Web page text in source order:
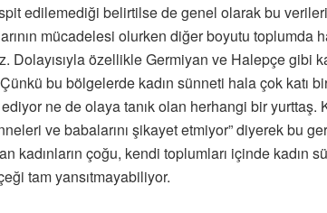
edilemediği belirtilse de genel olarak bu
mücadelesi olurken diğer boyutu toplumda
özellikle Germiyan ve Halepçe gibi
bu bölgelerde kadın sünneti hala çok katı
ne de olaya tanık olan herhangi bir
ve babalarını şikayet etmiyor” diyerek bu
kadınların çoğu, kendi toplumları içinde kadın
tam yansıtmayabiliyor.